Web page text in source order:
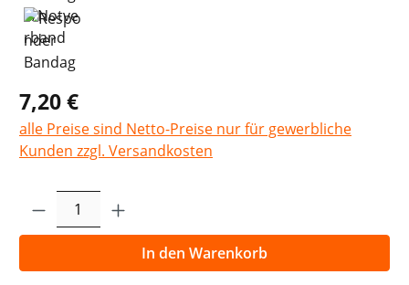
7,20 €
alle Preise sind Netto-Preise nur für gewerbliche
Kunden zzgl. Versandkosten
Produkt Anzahl: Gib den gewünschten
In den Warenkorb